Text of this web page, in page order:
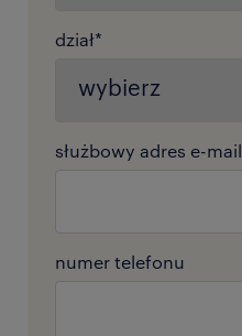
dział*
służbowy adres e-mail
numer telefonu